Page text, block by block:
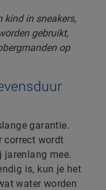
garantie.
correct wordt
jarenlang mee.
is, kun je het
water worden